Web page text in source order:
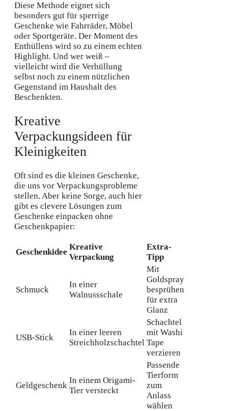
Diese Methode eignet sich
besonders gut für sperrige
Geschenke wie Fahrräder, Möbel
oder Sportgeräte. Der Moment des
Enthüllens wird so zu einem echten
Highlight. Und wer weiß –
vielleicht wird die Verhüllung
selbst noch zu einem nützlichen
Gegenstand im Haushalt des
Beschenkten.
Kreative
Verpackungsideen für
Kleinigkeiten
Oft sind es die kleinen Geschenke,
die uns vor Verpackungsprobleme
stellen. Aber keine Sorge, auch hier
gibt es clevere Lösungen zum
Geschenke einpacken ohne
Geschenkpapier:
Geschenkidee
Kreative
Verpackung
Extra-
Tipp
Schmuck
In einer
Walnussschale
Mit
Goldspray
besprühen
für extra
Glanz
USB-Stick
In einer leeren
Streichholzschachtel
Schachtel
mit Washi
Tape
verzieren
Geldgeschenk
In einem Origami-
Tier versteckt
Passende
Tierform
zum
Anlass
wählen